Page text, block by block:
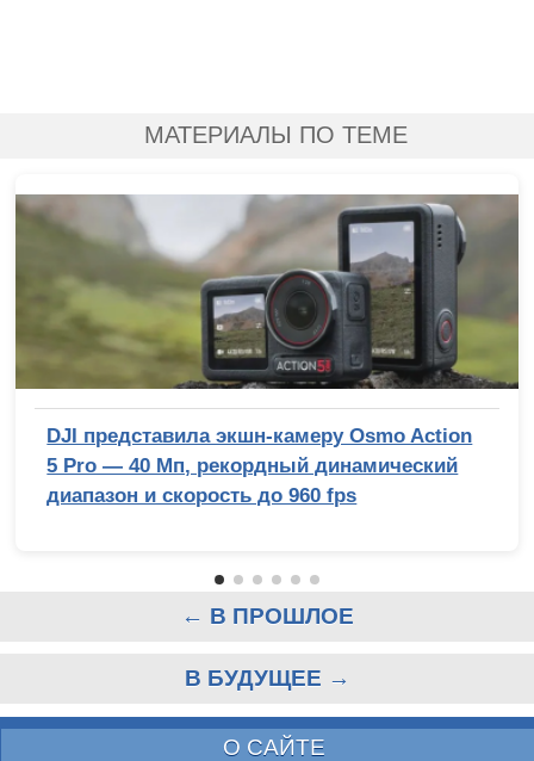
МАТЕРИАЛЫ ПО ТЕМЕ
DJI представила экшн-камеру Osmo Action
5 Pro — 40 Мп, рекордный динамический
диапазон и скорость до 960 fps
← В ПРОШЛОЕ
В БУДУЩЕЕ →
О САЙТЕ